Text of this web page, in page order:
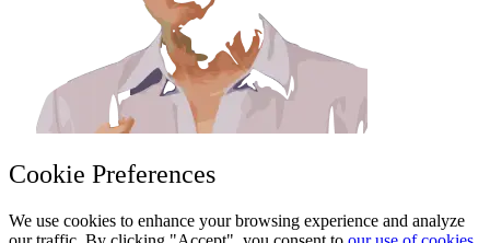
Cookie Preferences
We use cookies to enhance your browsing experience and analyze